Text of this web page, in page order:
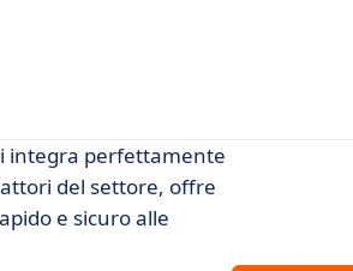
integra perfettamente
del settore, offre
e sicuro alle